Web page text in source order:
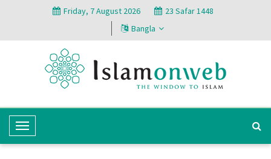
Friday, 7 August 2026
23 Safar 1448
Bangla
T
o